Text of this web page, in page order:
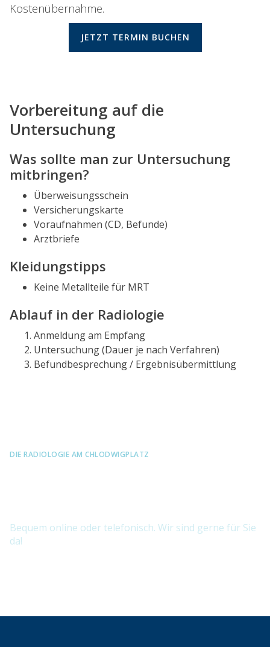
Kostenübernahme.
JETZT TERMIN BUCHEN
Vorbereitung auf die
Untersuchung
Was sollte man zur Untersuchung
mitbringen?
Überweisungsschein
Versicherungskarte
Voraufnahmen (CD, Befunde)
Arztbriefe
Kleidungstipps
Keine Metallteile für MRT
Ablauf in der Radiologie
Anmeldung am Empfang
Untersuchung (Dauer je nach Verfahren)
Befundbesprechung / Ergebnisübermittlung
DIE RADIOLOGIE AM CHLODWIGPLATZ
Bequem online oder telefonisch. Wir sind gerne für Sie
da!